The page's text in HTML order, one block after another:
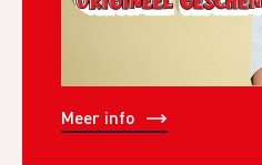
Meer info